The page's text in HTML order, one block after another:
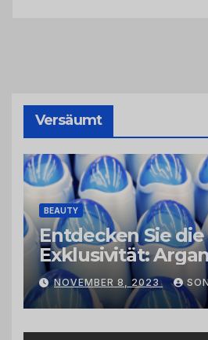
Versäumt
BEAUTY
Entdecken Sie
Exklusivität:
Großhändlern
NOVEMBER 8, 2023